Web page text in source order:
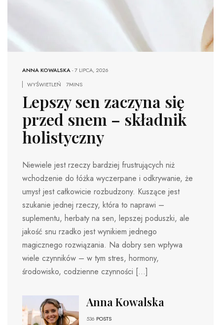
ANNA KOWALSKA-7 LIPCA, 2026
WYŚWIETLEŃ
7MINS
Lepszy sen zaczyna się
przed snem – składnik
holistyczny
Niewiele jest rzeczy bardziej frustrujących niż
wchodzenie do łóżka wyczerpane i odkrywanie, że
umysł jest całkowicie rozbudzony. Kuszące jest
szukanie jednej rzeczy, która to naprawi –
suplementu, herbaty na sen, lepszej poduszki, ale
jakość snu rzadko jest wynikiem jednego
magicznego rozwiązania. Na dobry sen wpływa
wiele czynników – w tym stres, hormony,
środowisko, codzienne czynności […]
Anna Kowalska
536 POSTS